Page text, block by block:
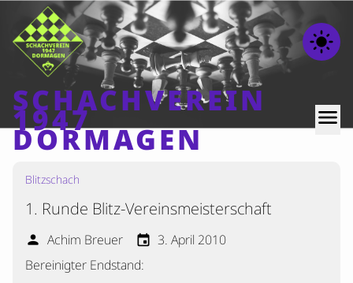
light_mode
SCHACHVEREIN
1947
DORMAGEN
menu
Home
Beiträge
Mannschaften
Ranglisten
Blitzschach
1. Runde Blitz-Vereinsmeisterschaft
person Achim Breuer event 3. April 2010
Bereinigter Endstand: